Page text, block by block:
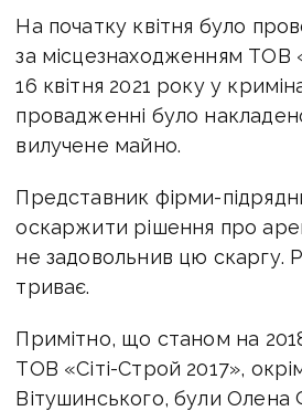
На початку квітня було
за місцезнаходженням ТОВ
16 квітня 2021 року у
провадженні було
вилучене майно.
Представник фірми-
оскаржити рішення про
не задовольнив цю скаргу.
триває.
Примітно, що станом на
ТОВ «Сіті-Строй 2017»,
Вітушинського, були Олена